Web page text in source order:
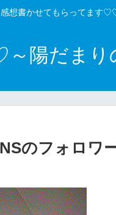
想書かせてもらってま
陽だまり
のフォロワ